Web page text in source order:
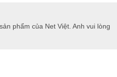
bồn trộn keo
phẩm của Net Việt. Anh vui lòng